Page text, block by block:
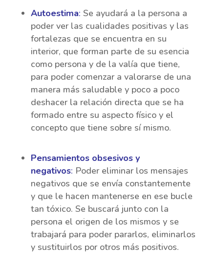
Autoestima: Se ayudará a la persona a
poder ver las cualidades positivas y las
fortalezas que se encuentra en su
interior, que forman parte de su esencia
como persona y de la valía que tiene,
para poder comenzar a valorarse de una
manera más saludable y poco a poco
deshacer la relación directa que se ha
formado entre su aspecto físico y el
concepto que tiene sobre sí mismo.
Pensamientos obsesivos y
negativos: Poder eliminar los mensajes
negativos que se envía constantemente
y que le hacen mantenerse en ese bucle
tan tóxico. Se buscará junto con la
persona el origen de los mismos y se
trabajará para poder pararlos, eliminarlos
y sustituirlos por otros más positivos.